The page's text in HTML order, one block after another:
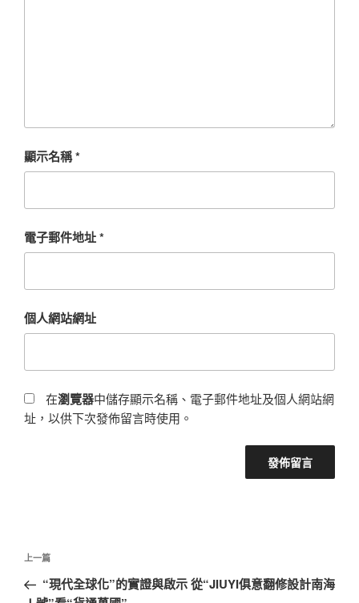
顯示名稱*
電子郵件地址*
個人網站網址
在瀏覽器中儲存顯示名稱、電子郵件地址及個人網站網
址，以供下次發佈留言時使用。
文
導
上
一
篇
上一篇
“現代全球化”的實證與啟示 從“JIUYI俱意翻修設計南海